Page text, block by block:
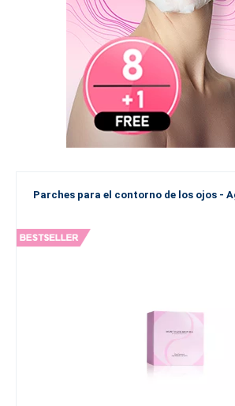
Parches para el contorno de los ojos -